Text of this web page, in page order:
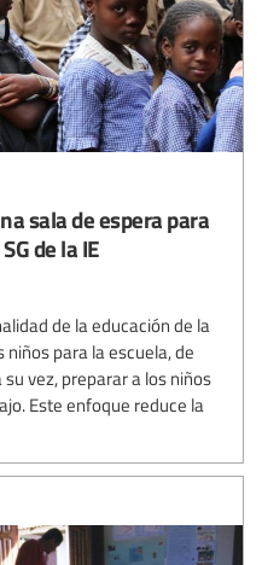
sala de espera para
de la IE
de la educación de la
para la escuela, de
vez, preparar a los niños
Este enfoque reduce la